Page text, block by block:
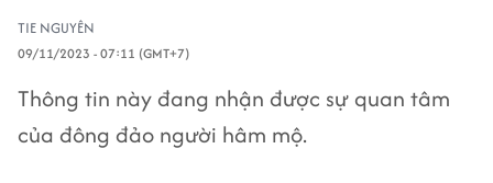
TIE NGUYÊN
09/11/2023 - 07:11 (GMT+7)
Thông tin này đang nhận được sự quan tâm
của đông đảo người hâm mộ.